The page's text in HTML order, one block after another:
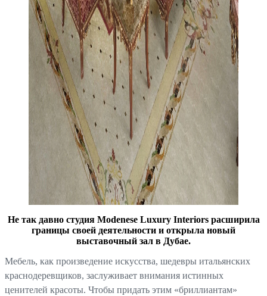
Не так давно студия Modenese Luxury Interiors расширила
границы своей деятельности и открыла новый
выставочный зал в Дубае.
Мебель, как произведение искусства, шедевры итальянских
краснодеревщиков, заслуживает внимания истинных
ценителей красоты. Чтобы придать этим «бриллиантам»